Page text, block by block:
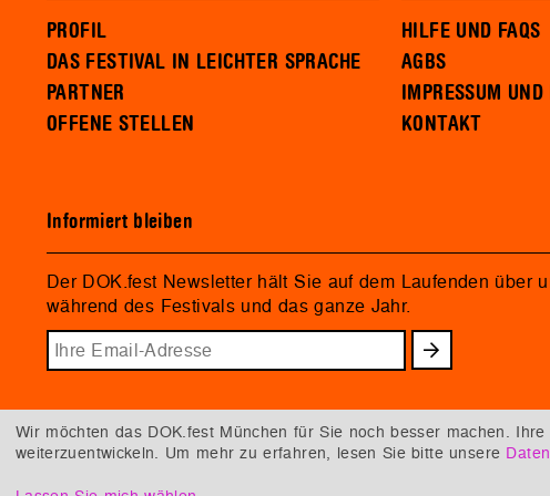
PROFIL
DAS FESTIVAL IN LEICHTER SPRACHE
PARTNER
OFFENE STELLEN
HILFE UND FAQS
AGBS
IMPRESSUM
KONTAKT
Informiert bleiben
Der DOK.fest Newsletter hält Sie auf dem Laufenden über
während des Festivals und das ganze Jahr.
Wir möchten das DOK.fest München für Sie noch besser machen.
weiterzuentwickeln. Um mehr zu erfahren, lesen Sie bitte unsere